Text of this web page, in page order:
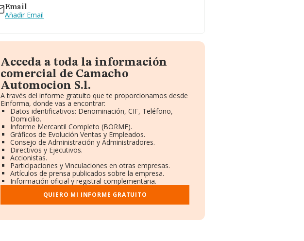
Email
Añadir Email
Acceda a toda la información
comercial de Camacho
Automocion S.l.
A través del informe gratuito que te proporcionamos desde
Einforma, donde vas a encontrar:
Datos identificativos: Denominación, CIF, Teléfono,
Domicilio.
Informe Mercantil Completo (BORME).
Gráficos de Evolución Ventas y Empleados.
Consejo de Administración y Administradores.
Directivos y Ejecutivos.
Accionistas.
Participaciones y Vinculaciones en otras empresas.
Artículos de prensa publicados sobre la empresa.
Información oficial y registral complementaria.
QUIERO MI INFORME GRATUITO